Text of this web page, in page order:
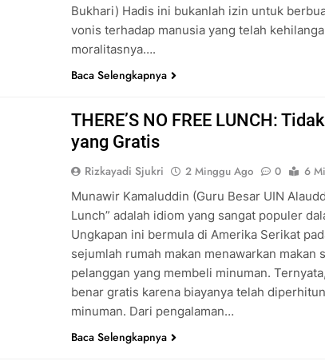
Bukhari) Hadis ini bukanlah izin untuk
vonis terhadap manusia yang telah
moralitasnya….
Baca Selengkapnya
THERE’S NO FREE LUNCH:
yang Gratis
Rizkayadi Sjukri 2 Minggu Ago 0
6
Munawir Kamaluddin (Guru Besar UIN
Lunch” adalah idiom yang sangat populer
Ungkapan ini bermula di Amerika Serikat
sejumlah rumah makan menawarkan makan
pelanggan yang membeli minuman.
benar gratis karena biayanya telah
minuman. Dari pengalaman…
Baca Selengkapnya